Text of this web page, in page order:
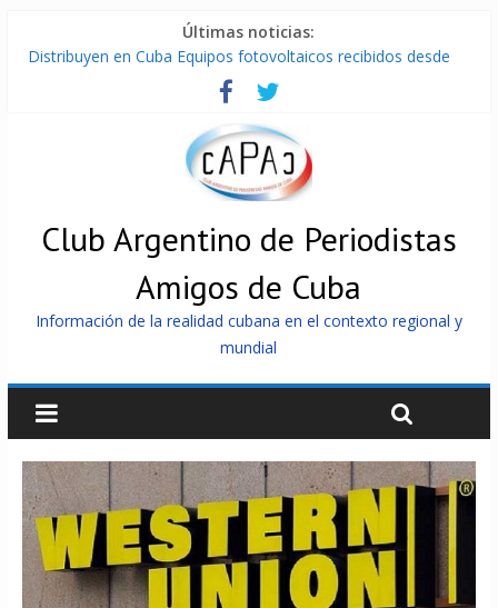
Últimas noticias:
Distribuyen en Cuba Equipos fotovoltaicos recibidos desde
La ONU condena medidas de EE.UU contra Cuba
Cuba alerta sobre doctrina militar de dominación de EEUU
Nuevas sanciones de EEUU contra Cuba apuntan a la
cooperación militar con Rusia y China
Brutal represión contra los que marchan para que no se
venda la patria
Club Argentino de Periodistas
Amigos de Cuba
Información de la realidad cubana en el contexto regional y
mundial